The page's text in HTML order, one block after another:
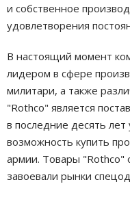
и собственное
удовлетворения
В настоящий момент
лидером в сфере
милитари, а также
"Rothco" является
в последние десять
возможность купить
армии. Товары "Rothco"
завоевали рынки